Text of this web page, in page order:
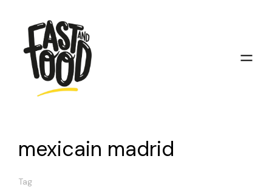
mexicain madrid
Tag